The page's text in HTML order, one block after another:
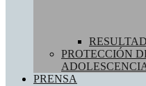
PROTECCIÓN
PRENSA